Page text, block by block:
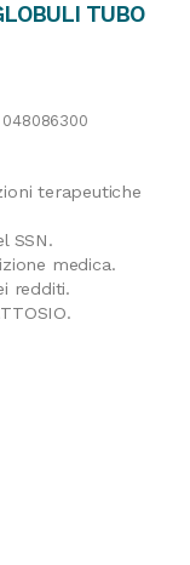
TUBO
048086300
terapeutiche
SSN.
medica.
redditi.